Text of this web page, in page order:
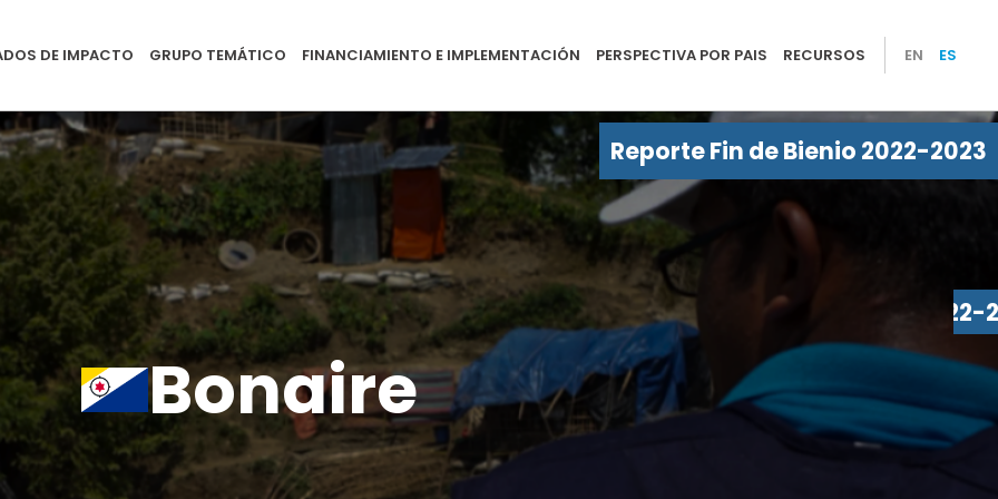
DE IMPACTO GRUPO TEMÁTICO FINANCIAMIENTO E IMPLEMENTACIÓN PERSPECTIVA POR PAIS RECURSOS EN ES
Reporte Fin de Bienio 2022-2023
Bonaire
Reporte Fin de Bienio 2022-